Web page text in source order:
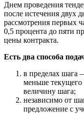
Днем проведения
после истечения двух
рассмотрения первых
0,5 процента до пяти
цены контракта.
Есть два способа
в пределах шага
меньше
величину шага;
независимо от
предложение с